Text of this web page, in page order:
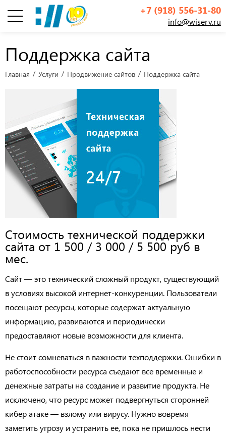
+7 (918) 556-31-80
info@wiserv.ru
Поддержка сайта
Главная Услуги Продвижение сайтов Поддержка сайта
Стоимость технической поддержки
сайта от 1 500 / 3 000 / 5 500 руб в
мес.
Сайт — это технический сложный продукт, существующий
в условиях высокой интернет-конкуренции. Пользователи
посещают ресурсы, которые содержат актуальную
информацию, развиваются и периодически
предоставляют новые возможности для клиента.
Не стоит сомневаться в важности техподдержки. Ошибки в
работоспособности ресурса съедают все временные и
денежные затраты на создание и развитие продукта. Не
исключено, что ресурс может подвергнуться сторонней
кибер атаке — взлому или вирусу. Нужно вовремя
заметить угрозу и устранить ее, пока не пришлось нести